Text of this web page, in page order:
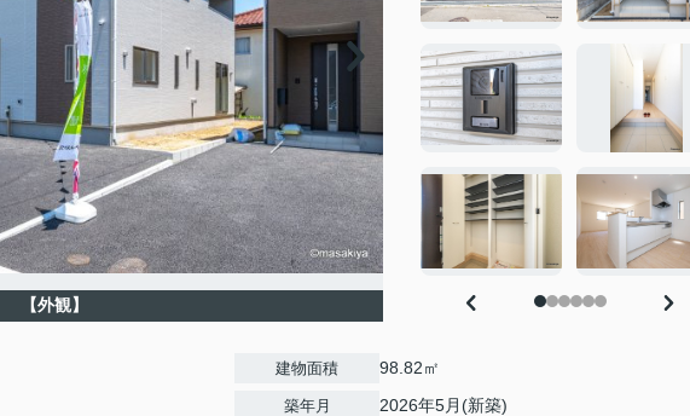
【外観】
建物面積 98.82㎡
築年月 2026年5月(新築)